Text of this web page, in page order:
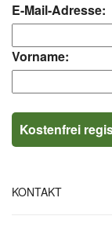
E-Mail-Adresse:
Vorname:
KONTAKT